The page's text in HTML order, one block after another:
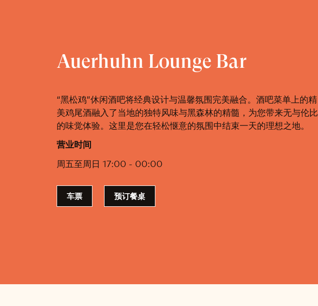
Auerhuhn Lounge Bar
“黑松鸡”休闲酒吧将经典设计与温馨氛围完美融合。酒吧菜单上的精
美鸡尾酒融入了当地的独特风味与黑森林的精髓，为您带来无与伦比
的味觉体验。这里是您在轻松惬意的氛围中结束一天的理想之地。
营业时间
周五至周日 17:00 - 00:00
车票 预订餐桌